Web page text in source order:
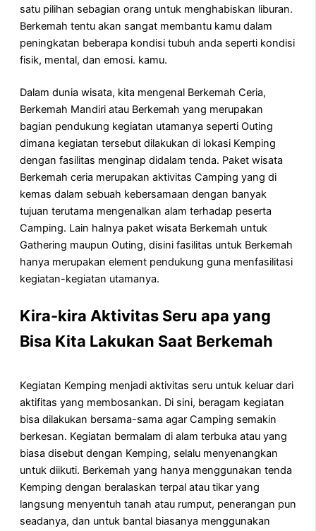
satu pilihan sebagian orang untuk menghabiskan liburan.
Berkemah tentu akan sangat membantu kamu dalam
peningkatan beberapa kondisi tubuh anda seperti kondisi
fisik, mental, dan emosi. kamu.
Dalam dunia wisata, kita mengenal Berkemah Ceria,
Berkemah Mandiri atau Berkemah yang merupakan
bagian pendukung kegiatan utamanya seperti Outing
dimana kegiatan tersebut dilakukan di lokasi Kemping
dengan fasilitas menginap didalam tenda. Paket wisata
Berkemah ceria merupakan aktivitas Camping yang di
kemas dalam sebuah kebersamaan dengan banyak
tujuan terutama mengenalkan alam terhadap peserta
Camping. Lain halnya paket wisata Berkemah untuk
Gathering maupun Outing, disini fasilitas untuk Berkemah
hanya merupakan element pendukung guna menfasilitasi
kegiatan-kegiatan utamanya.
Kira-kira Aktivitas Seru apa yang
Bisa Kita Lakukan Saat Berkemah
Kegiatan Kemping menjadi aktivitas seru untuk keluar dari
aktifitas yang membosankan. Di sini, beragam kegiatan
bisa dilakukan bersama-sama agar Camping semakin
berkesan. Kegiatan bermalam di alam terbuka atau yang
biasa disebut dengan Kemping, selalu menyenangkan
untuk diikuti. Berkemah yang hanya menggunakan tenda
Kemping dengan beralaskan terpal atau tikar yang
langsung menyentuh tanah atau rumput, penerangan pun
seadanya, dan untuk bantal biasanya menggunakan